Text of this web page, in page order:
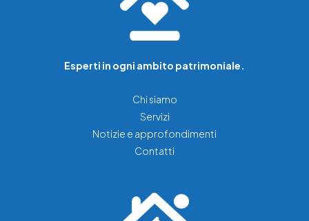
Esperti in ogni ambito patrimoniale.
Chi siamo
Servizi
Notizie e approfondimenti
Contatti